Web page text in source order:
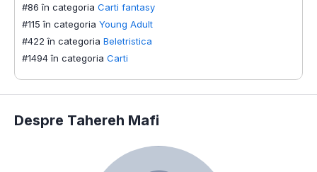
#86 în categoria Carti fantasy
#115 în categoria Young Adult
#422 în categoria Beletristica
#1494 în categoria Carti
Despre Tahereh Mafi